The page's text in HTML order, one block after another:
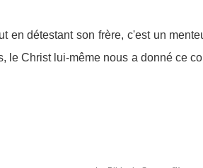
en détestant son frère, c'est un
le Christ lui-même nous a donné ce